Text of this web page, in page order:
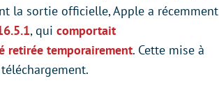
la sortie officielle, Apple a récemment
, qui comportait
retirée temporairement. Cette mise à